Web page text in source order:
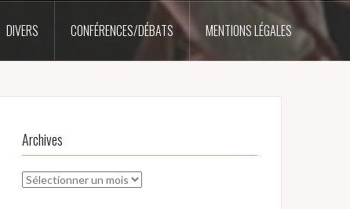
DIVERS CONFÉRENCES/DÉBATS MENTIONS LÉGALES
Archives
Archives